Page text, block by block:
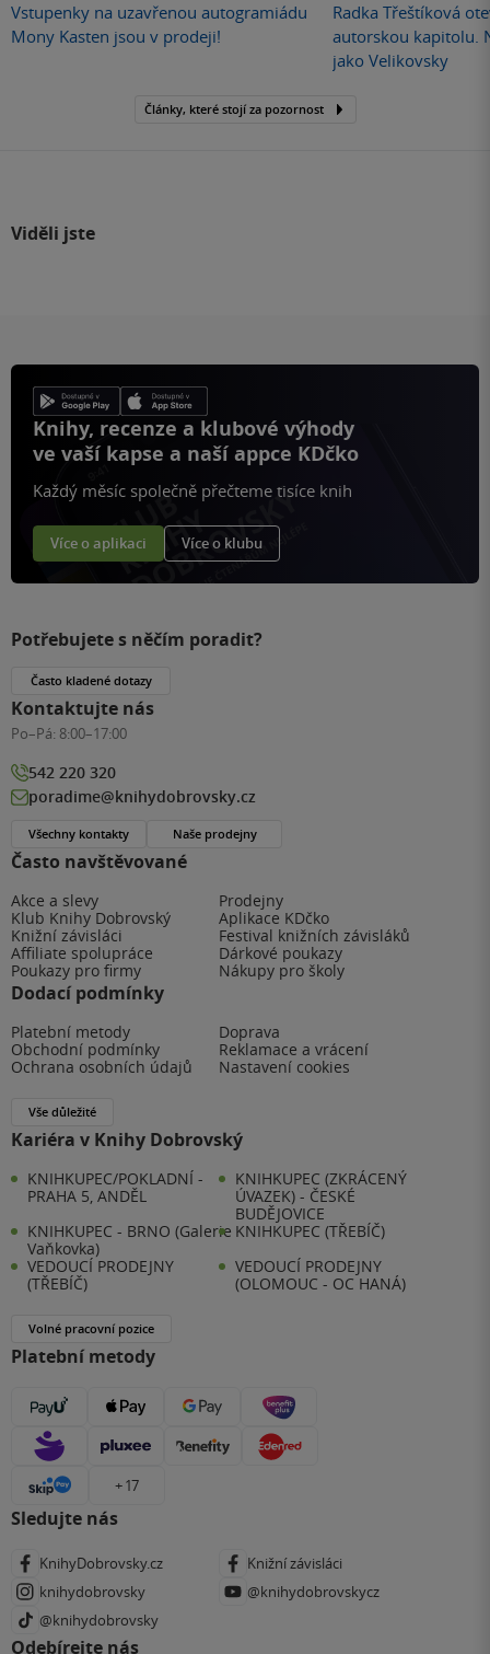
Vstupenky na uzavřenou autogramiádu
Mony Kasten jsou v prodeji!
Radka Třeštíková
autorskou kapitolu.
jako Velikovsky
Články, které stojí za pozornost
Viděli jste
Knihy, recenze a klubové výhody
ve vaší kapse a naší appce KDčko
Každý měsíc společně přečteme tisíce knih
Více o aplikaci Více o klubu
Často navštěvované
Akce a slevy
Prodejny
Klub Knihy Dobrovský
Aplikace KDčko
Knižní závisláci
Festival knižních závisláků
Affiliate spolupráce
Dárkové poukazy
Poukazy pro firmy
Nákupy pro školy
Dodací podmínky
Platební metody
Doprava
Obchodní podmínky
Reklamace a vrácení
Ochrana osobních údajů
Nastavení cookies
Vše důležité
Kariéra v Knihy Dobrovský
KNIHKUPEC/POKLADNÍ -
PRAHA 5, ANDĚL
KNIHKUPEC (ZKRÁCENÝ
ÚVAZEK) - ČESKÉ
BUDĚJOVICE
KNIHKUPEC - BRNO (Galerie
Vaňkovka)
KNIHKUPEC (TŘEBÍČ)
VEDOUCÍ PRODEJNY
(TŘEBÍČ)
VEDOUCÍ PRODEJNY
(OLOMOUC - OC HANÁ)
Volné pracovní pozice
Platební metody
+ 17
Sledujte nás
KnihyDobrovsky.cz
Knižní závisláci
knihydobrovsky
@knihydobrovskycz
@knihydobrovsky
Odebírejte nás
Potřebujete s něčím poradit?
Často kladené dotazy
Kontaktujte nás
Po–Pá: 8:00–17:00
542 220 320
poradime@knihydobrovsky.cz
Všechny kontakty Naše prodejny